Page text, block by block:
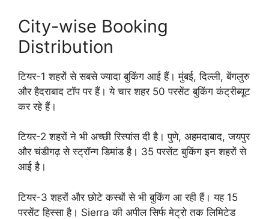
City-wise Booking
Distribution
टियर-1 शहरों से सबसे ज्यादा बुकिंग आई हैं। मुंबई, दिल्ली, बेंगलुरु
और हैदराबाद टॉप पर हैं। ये चार शहर 50 परसेंट बुकिंग कंट्रीब्यूट
कर रहे हैं।
टियर-2 शहरों ने भी अच्छी रिस्पांस दी है। पुणे, अहमदाबाद, जयपुर
और चंडीगढ़ से स्ट्रॉन्ग डिमांड है। 35 परसेंट बुकिंग इन शहरों से
आई है।
टियर-3 शहरों और छोटे कस्बों से भी बुकिंग आ रही हैं। यह 15
परसेंट हिस्सा है। Sierra की अपील सिर्फ मेट्रो तक लिमिटेड